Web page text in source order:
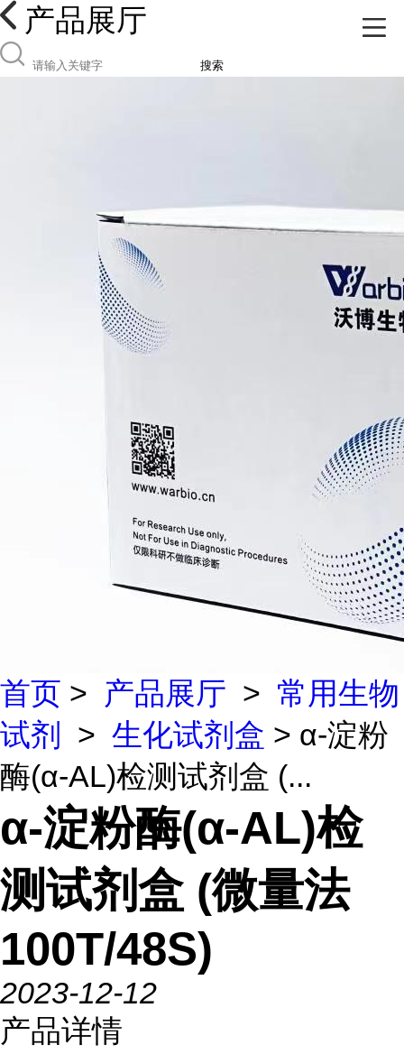
产品展厅
搜索
首页 > 产品展厅 > 常用生物
试剂 > 生化试剂盒 > α-淀粉
酶(α-AL)检测试剂盒 (...
α-淀粉酶(α-AL)检
测试剂盒 (微量法
100T/48S)
2023-12-12
产品详情